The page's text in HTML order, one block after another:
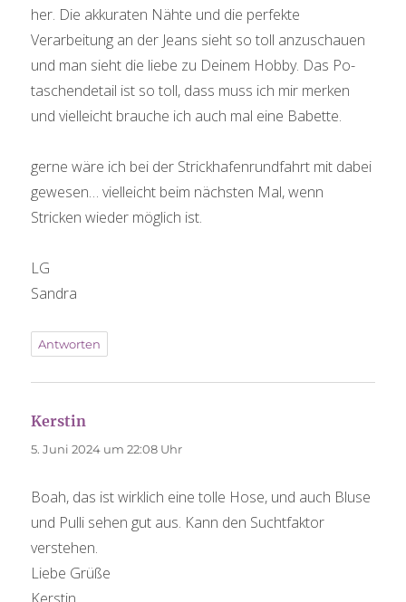
her. Die akkuraten Nähte und die perfekte
Verarbeitung an der Jeans sieht so toll anzuschauen
und man sieht die liebe zu Deinem Hobby. Das Po-
taschendetail ist so toll, dass muss ich mir merken
und vielleicht brauche ich auch mal eine Babette.
gerne wäre ich bei der Strickhafenrundfahrt mit dabei
gewesen… vielleicht beim nächsten Mal, wenn
Stricken wieder möglich ist.
LG
Sandra
Antworten
Kerstin
5. Juni 2024 um 22:08 Uhr
Boah, das ist wirklich eine tolle Hose, und auch Bluse
und Pulli sehen gut aus. Kann den Suchtfaktor
verstehen.
Liebe Grüße